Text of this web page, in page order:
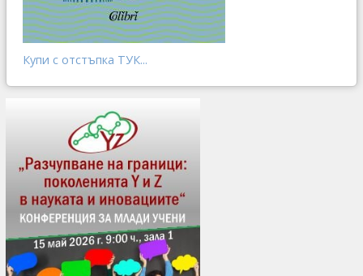
Купи с отстъпка ТУК...